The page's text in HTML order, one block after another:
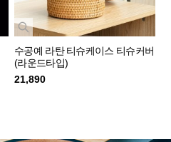
수공예 라탄 티슈케이스 티슈커버
(라운드타입)
21,890